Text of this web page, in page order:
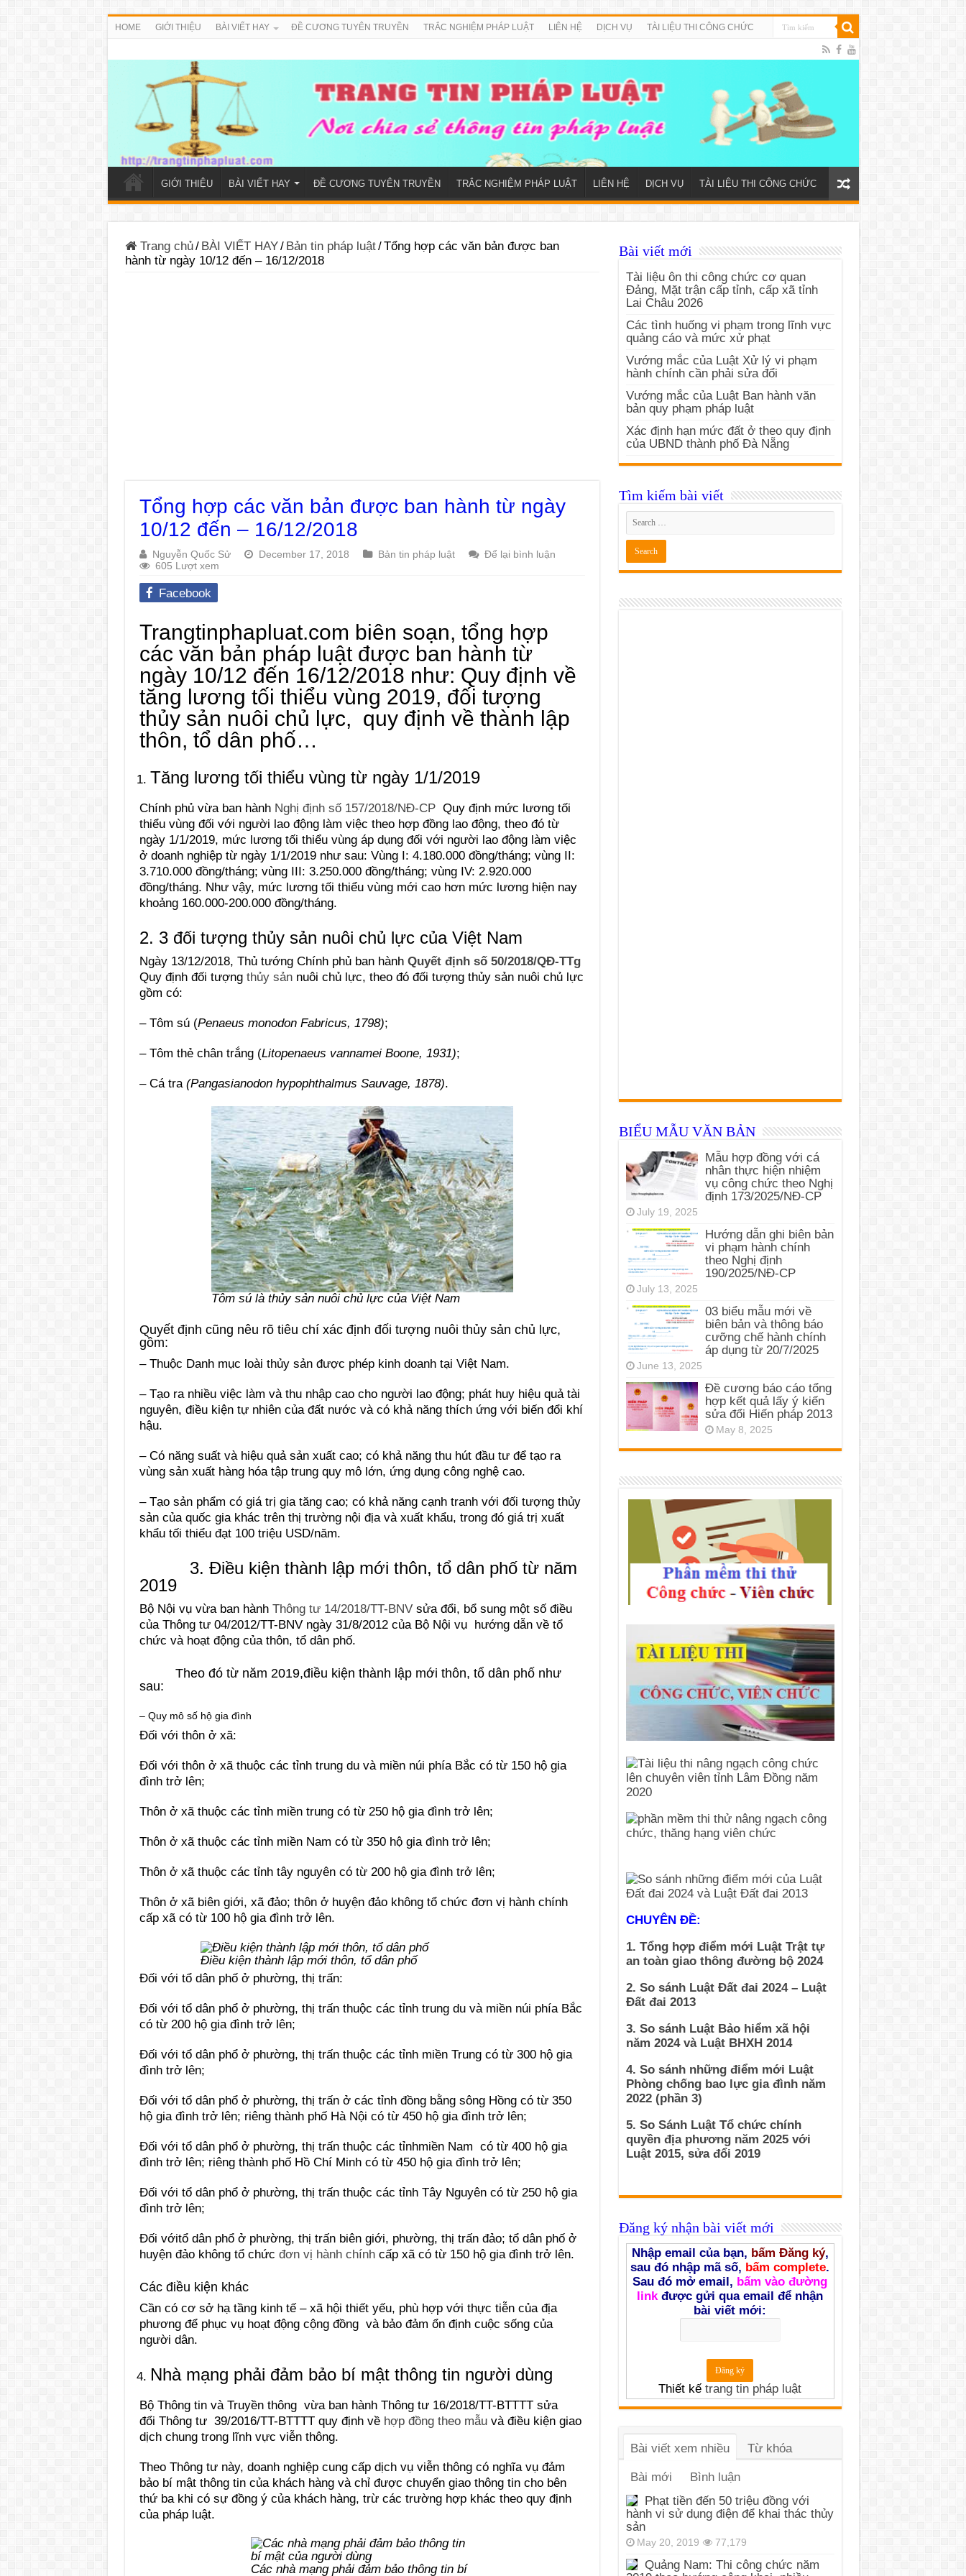
HOME GIỚI THIỆU BÀI VIẾT HAY ĐỀ CƯƠNG TUYÊN TRUYỀN TRẮC NGHIỆM PHÁP LUẬT LIÊN HỆ DỊCH VỤ TÀI LIỆU THI CÔNG CHỨC
GIỚI THIỆU BÀI VIẾT HAY ĐỀ CƯƠNG TUYÊN TRUYỀN TRẮC NGHIỆM PHÁP LUẬT LIÊN HỆ DỊCH VỤ TÀI LIỆU THI CÔNG CHỨC
Trang chủ/ BÀI VIẾT HAY/ Bản tin pháp luật/Tổng hợp các văn bản được ban
hành từ ngày 10/12 đến – 16/12/2018
Tổng hợp các văn bản được ban hành từ ngày
10/12 đến – 16/12/2018
Nguyễn Quốc Sử December 17, 2018 Bản tin pháp luật
Để lại bình luận
605 Lượt xem
Facebook
Trangtinphapluat.com biên soạn, tổng hợp
các văn bản pháp luật được ban hành từ
ngày 10/12 đến 16/12/2018 như: Quy định về
tăng lương tối thiểu vùng 2019, đối tượng
thủy sản nuôi chủ lực, quy định về thành lập
thôn, tổ dân phố…
Tăng lương tối thiểu vùng từ ngày 1/1/2019
Chính phủ vừa ban hành Nghị định số 157/2018/NĐ-CP Quy định mức lương tối
thiểu vùng đối với người lao động làm việc theo hợp đồng lao động, theo đó từ
ngày 1/1/2019, mức lương tối thiểu vùng áp dụng đối với người lao động làm việc
ở doanh nghiệp từ ngày 1/1/2019 như sau: Vùng I: 4.180.000 đồng/tháng; vùng II:
3.710.000 đồng/tháng; vùng III: 3.250.000 đồng/tháng; vùng IV: 2.920.000
đồng/tháng. Như vậy, mức lương tối thiểu vùng mới cao hơn mức lương hiện nay
khoảng 160.000-200.000 đồng/tháng.
2. 3 đối tượng thủy sản nuôi chủ lực của Việt Nam
Ngày 13/12/2018, Thủ tướng Chính phủ ban hành Quyết định số 50/2018/QĐ-TTg
Quy định đối tượng thủy sảnnuôi chủ lực, theo đó đối tượng thủy sản nuôi chủ lực
gồm có:
– Tôm sú (Penaeus monodon Fabricus, 1798);
– Tôm thẻ chân trắng (Litopenaeus vannamei Boone, 1931);
– Cá tra (Pangasianodon hypophthalmus Sauvage, 1878).
Tôm sú là thủy sản nuôi chủ lực của Việt Nam
Quyết định cũng nêu rõ tiêu chí xác định đối tượng nuôi thủy sản chủ lực,
gồm:
– Thuộc Danh mục loài thủy sản được phép kinh doanh tại Việt Nam.
– Tạo ra nhiều việc làm và thu nhập cao cho người lao động; phát huy hiệu quả tài
nguyên, điều kiện tự nhiên của đất nước và có khả năng thích ứng với biến đổi khí
hậu.
– Có năng suất và hiệu quả sản xuất cao; có khả năng thu hút đầu tư để tạo ra
vùng sản xuất hàng hóa tập trung quy mô lớn, ứng dụng công nghệ cao.
– Tạo sản phẩm có giá trị gia tăng cao; có khả năng cạnh tranh với đối tượng thủy
sản của quốc gia khác trên thị trường nội địa và xuất khẩu, trong đó giá trị xuất
khẩu tối thiểu đạt 100 triệu USD/năm.
3. Điều kiện thành lập mới thôn, tổ dân phố từ năm
2019
Bộ Nội vụ vừa ban hành Thông tư 14/2018/TT-BNVsửa đổi, bổ sung một số điều
của Thông tư 04/2012/TT-BNV ngày 31/8/2012 của Bộ Nội vụ hướng dẫn về tổ
chức và hoạt động của thôn, tổ dân phố.
Theo đó từ năm 2019,điều kiện thành lập mới thôn, tổ dân phố như
sau:
– Quy mô số hộ gia đình
Đối với thôn ở xã:
Đối với thôn ở xã thuộc các tỉnh trung du và miền núi phía Bắc có từ 150 hộ gia
đình trở lên;
Thôn ở xã thuộc các tỉnh miền trung có từ 250 hộ gia đình trở lên;
Thôn ở xã thuộc các tỉnh miền Nam có từ 350 hộ gia đình trở lên;
Thôn ở xã thuộc các tỉnh tây nguyên có từ 200 hộ gia đình trở lên;
Thôn ở xã biên giới, xã đảo; thôn ở huyện đảo không tổ chức đơn vị hành chính
cấp xã có từ 100 hộ gia đình trở lên.
Điều kiện thành lập mới thôn, tổ dân phố
Đối với tổ dân phố ở phường, thị trấn:
Đối với tổ dân phổ ở phường, thị trấn thuộc các tỉnh trung du và miền núi phía Bắc
có từ 200 hộ gia đình trở lên;
Đối với tổ dân phổ ở phường, thị trấn thuộc các tỉnh miền Trung có từ 300 hộ gia
đình trở lên;
Đối với tổ dân phổ ở phường, thị trấn ở các tỉnh đồng bằng sông Hồng có từ 350
hộ gia đình trở lên; riêng thành phố Hà Nội có từ 450 hộ gia đình trở lên;
Đối với tổ dân phổ ở phường, thị trấn thuộc các tỉnhmiền Nam có từ 400 hộ gia
đình trở lên; riêng thành phố Hồ Chí Minh có từ 450 hộ gia đình trở lên;
Đối với tổ dân phổ ở phường, thị trấn thuộc các tỉnh Tây Nguyên có từ 250 hộ gia
đình trở lên;
Đối vớitổ dân phổ ở phường, thị trấn biên giới, phường, thị trấn đảo; tổ dân phố ở
huyện đảo không tổ chức đơn vị hành chínhcấp xã có từ 150 hộ gia đình trở lên.
Các điều kiện khác
Cần có cơ sở hạ tầng kinh tế – xã hội thiết yếu, phù hợp với thực tiễn của địa
phương để phục vụ hoạt động cộng đồng và bảo đảm ổn định cuộc sống của
người dân.
Nhà mạng phải đảm bảo bí mật thông tin người dùng
Bộ Thông tin và Truyền thông vừa ban hành Thông tư 16/2018/TT-BTTTT sửa
đổi Thông tư 39/2016/TT-BTTTT quy định về hợp đồng theo mẫuvà điều kiện giao
dịch chung trong lĩnh vực viễn thông.
Theo Thông tư này, doanh nghiệp cung cấp dịch vụ viễn thông có nghĩa vụ đảm
bảo bí mật thông tin của khách hàng và chỉ được chuyển giao thông tin cho bên
thứ ba khi có sự đồng ý của khách hàng, trừ các trường hợp khác theo quy định
của pháp luật.
Các nhà mạng phải đảm bảo thông tin bí
Bài viết mới
Tài liệu ôn thi công chức cơ quan
Đảng, Mặt trận cấp tỉnh, cấp xã tỉnh
Lai Châu 2026
Các tình huống vi phạm trong lĩnh vực
quảng cáo và mức xử phạt
Vướng mắc của Luật Xử lý vi phạm
hành chính cần phải sửa đổi
Vướng mắc của Luật Ban hành văn
bản quy phạm pháp luật
Xác định hạn mức đất ở theo quy định
của UBND thành phố Đà Nẵng
Tìm kiếm bài viết
BIỂU MẪU VĂN BẢN
Mẫu hợp đồng với cá
nhân thực hiện nhiệm
vụ công chức theo Nghị
định 173/2025/NĐ-CP
July 19, 2025
Hướng dẫn ghi biên bản
vi phạm hành chính
theo Nghị định
190/2025/NĐ-CP
July 13, 2025
03 biểu mẫu mới về
biên bản và thông báo
cưỡng chế hành chính
áp dụng từ 20/7/2025
June 13, 2025
Đề cương báo cáo tổng
hợp kết quả lấy ý kiến
sửa đổi Hiến pháp 2013
May 8, 2025
CHUYÊN ĐỀ:
1. Tổng hợp điểm mới Luật Trật tự
an toàn giao thông đường bộ 2024
2. So sánh Luật Đất đai 2024 – Luật
Đất đai 2013
3. So sánh Luật Bảo hiểm xã hội
năm 2024 và Luật BHXH 2014
4. So sánh những điểm mới Luật
Phòng chống bao lực gia đình năm
2022 (phần 3)
5. So Sánh Luật Tổ chức chính
quyền địa phương năm 2025 với
Luật 2015, sửa đổi 2019
Đăng ký nhận bài viết mới
Nhập email của bạn, bấm Đăng ký,
sau đó nhập mã số, bấm complete.
Sau đó mở email, bấm vào đường
linkđược gửi qua email để nhận
bài viết mới:
Thiết kế trang tin pháp luật
Bài viết xem nhiều Từ khóa
Bài mới
Bình luận
Phạt tiền đến 50 triệu đồng với
hành vi sử dụng điện để khai thác thủy
sản
May 20, 2019 77,179
Quảng Nam: Thi công chức năm